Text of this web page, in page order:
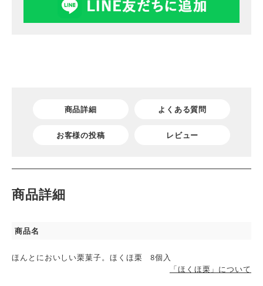
商品詳細 よくある質問
お客様の投稿 レビュー
商品詳細
商品名
ほんとにおいしい栗菓子。ほくほ栗 8個入
「ほくほ栗」について